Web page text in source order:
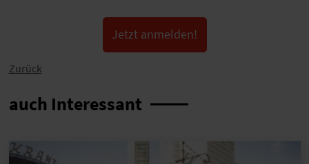
Jetzt anmelden!
Zurück
auch Interessant